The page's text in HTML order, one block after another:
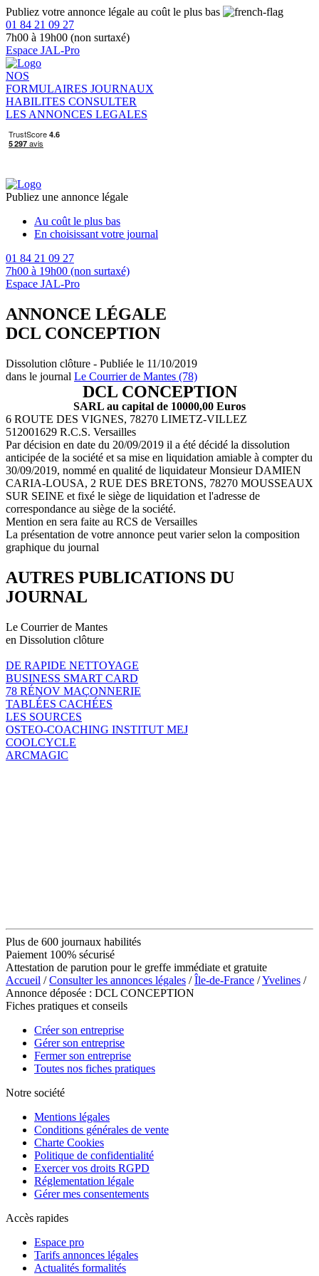
Publiez votre annonce légale au coût le plus bas
01 84 21 09 27
7h00 à 19h00 (non surtaxé)
Espace JAL-Pro
NOS
FORMULAIRES JOURNAUX
HABILITES CONSULTER
LES ANNONCES LEGALES
Publiez une annonce légale
Au coût le plus bas
En choisissant votre journal
01 84 21 09 27
7h00 à 19h00 (non surtaxé)
Espace JAL-Pro
ANNONCE LÉGALE
DCL CONCEPTION
Dissolution clôture - Publiée le 11/10/2019
dans le journal Le Courrier de Mantes (78)
DCL CONCEPTION
SARL au capital de 10000,00 Euros
6 ROUTE DES VIGNES, 78270 LIMETZ-VILLEZ
512001629 R.C.S. Versailles
Par décision en date du 20/09/2019 il a été décidé la dissolution
anticipée de la société et sa mise en liquidation amiable à compter du
30/09/2019, nommé en qualité de liquidateur Monsieur DAMIEN
CARIA-LOUSA, 2 RUE DES BRETONS, 78270 MOUSSEAUX
SUR SEINE et fixé le siège de liquidation et l'adresse de
correspondance au siège de la société.
Mention en sera faite au RCS de Versailles
La présentation de votre annonce peut varier selon la composition
graphique du journal
AUTRES PUBLICATIONS DU
JOURNAL
Le Courrier de Mantes
en Dissolution clôture
DE RAPIDE NETTOYAGE
BUSINESS SMART CARD
78 RÉNOV MAÇONNERIE
TABLÉES CACHÉES
LES SOURCES
OSTEO-COACHING INSTITUT MEJ
COOLCYCLE
ARCMAGIC
Plus de 600 journaux habilités
Paiement 100% sécurisé
Attestation de parution pour le greffe immédiate et gratuite
Accueil /Consulter les annonces légales /Île-de-France /Yvelines /
Annonce déposée : DCL CONCEPTION
Fiches pratiques et conseils
Créer son entreprise
Gérer son entreprise
Fermer son entreprise
Toutes nos fiches pratiques
Notre société
Mentions légales
Conditions générales de vente
Charte Cookies
Politique de confidentialité
Exercer vos droits RGPD
Réglementation légale
Gérer mes consentements
Accès rapides
Espace pro
Tarifs annonces légales
Actualités formalités